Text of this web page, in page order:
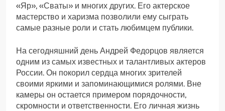
«Яр», «Сваты» и многих других. Его актерское
мастерство и харизма позволили ему сыграть
самые разные роли и стать любимцем публики.
На сегодняшний день Андрей Федорцов является
одним из самых известных и талантливых актеров
России. Он покорил сердца многих зрителей
своими яркими и запоминающимися ролями. Вне
камеры он остается примером порядочности,
скромности и ответственности. Его личная жизнь